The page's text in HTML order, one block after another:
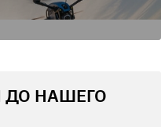
ДО НАШЕГО